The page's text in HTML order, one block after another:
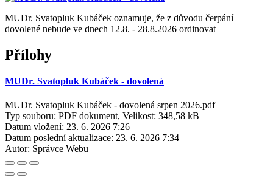
MUDr. Svatopluk Kubáček oznamuje, že z důvodu čerpání
dovolené nebude ve dnech 12.8. - 28.8.2026 ordinovat
Přílohy
MUDr. Svatopluk Kubáček - dovolená
MUDr. Svatopluk Kubáček - dovolená srpen 2026.pdf
Typ souboru: PDF dokument, Velikost: 348,58 kB
Datum vložení: 23. 6. 2026 7:26
Datum poslední aktualizace: 23. 6. 2026 7:34
Autor: Správce Webu